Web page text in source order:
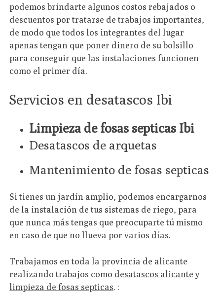
podemos brindarte algunos costos rebajados o
descuentos por tratarse de trabajos importantes,
de modo que todos los integrantes del lugar
apenas tengan que poner dinero de su bolsillo
para conseguir que las instalaciones funcionen
como el primer día.
Servicios en desatascos Ibi
Limpieza de fosas septicas Ibi
Desatascos de arquetas
Mantenimiento de fosas septicas
Si tienes un jardín amplio, podemos encargarnos
de la instalación de tus sistemas de riego, para
que nunca más tengas que preocuparte tú mismo
en caso de que no llueva por varios días.
Trabajamos en toda la provincia de alicante
realizando trabajos como desatascos alicantey
limpieza de fosas septicas. :